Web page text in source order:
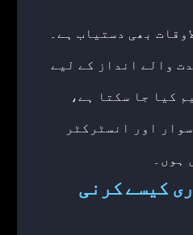
بھی دستیاب ہے۔
والے انداز کے لیے
کیا جا سکتا ہے،
اور انسٹرکٹر
ہوں۔
کیسے کرنی